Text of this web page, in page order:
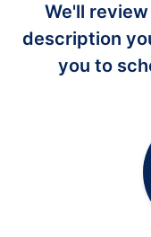
We'll
description
you to